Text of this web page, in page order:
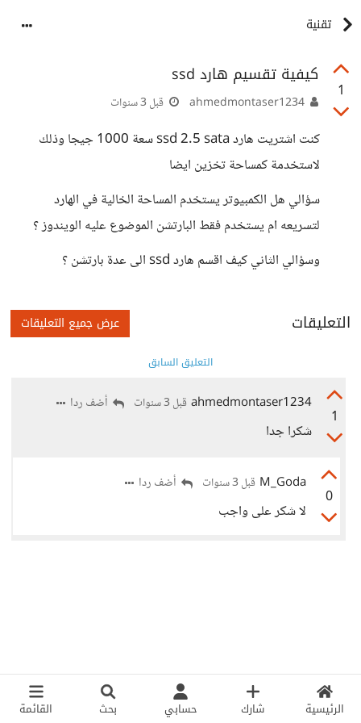
الرئيسية شارك حسابي بحث القائمة
تقنية
1
كيفية تقسيم هارد ssd
قبل 3 سنوات
كنت اشتريت هارد ssd 2.5 sata سعة 1000 جيجا وذلك
لاستخدمة كمساحة تخزين ايضا
سؤالي هل الكمبيوتر يستخدم المساحة الخالية في الهارد
لتسريعه ام يستخدم فقط البارتشن الموضوع عليه الويندوز ؟
وسؤالي الثاني كيف اقسم هارد ssd الى عدة بارتشن ؟
التعليقات عرض جميع التعليقات
التعليق السابق
1
ahmedmontaser1234 قبل 3 سنوات أضف ردا
شكرا جدا
0
M_Goda قبل 3 سنوات أضف ردا
لا شكر على واجب